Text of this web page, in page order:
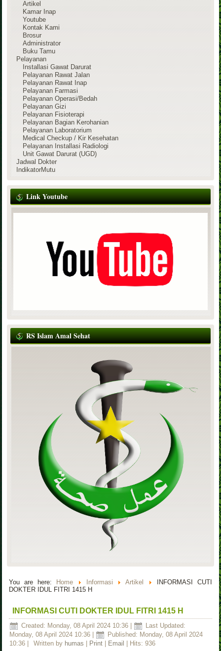
Artikel
Kamar Inap
Youtube
Kontak Kami
Brosur
Administrator
Buku Tamu
Pelayanan
Installasi Gawat Darurat
Pelayanan Rawat Jalan
Pelayanan Rawat Inap
Pelayanan Farmasi
Pelayanan Operasi/Bedah
Pelayanan Gizi
Pelayanan Fisioterapi
Pelayanan Bagian Kerohanian
Pelayanan Laboratorium
Medical Checkup / Kir Kesehatan
Pelayanan Installasi Radiologi
Unit Gawat Darurat (UGD)
Jadwal Dokter
IndikatorMutu
Link Youtube
RS Islam Amal Sehat
You are here: Home Informasi Artikel
INFORMASI CUTI
DOKTER IDUL FITRI 1415 H
INFORMASI CUTI DOKTER IDUL FITRI 1415 H
Created: Monday, 08 April 2024 10:36
Last Updated:
Monday, 08 April 2024 10:36
Published: Monday, 08 April 2024
10:36 | Written by humas | Print | Email | Hits: 936